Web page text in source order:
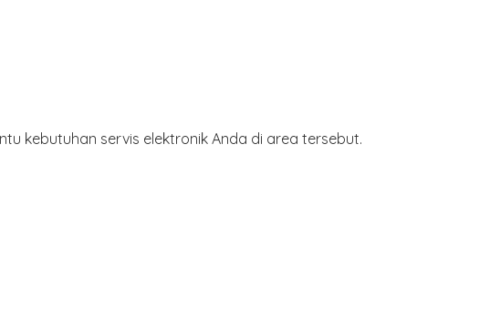
kebutuhan servis elektronik Anda di area tersebut.